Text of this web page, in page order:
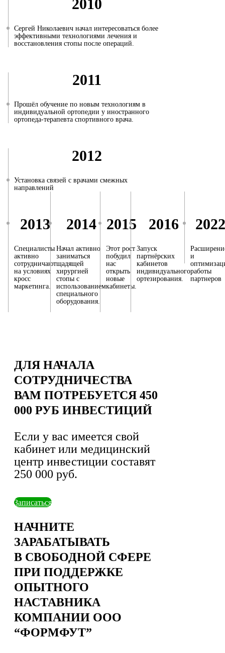
2010
Сергей Николаевич начал интересоваться более
эффективными технологиями лечения и
восстановления стопы после операций.
2011
Прошёл обучение по новым технологиям в
индивидуальной ортопедии у иностранного
ортопеда-терапевта спортивного врача.
2012
Установка связей с врачами смежных
направлений
2013
Специалисты
активно
сотрудничают
на условиях
кросс
маркетинга.
2014
Начал активно
заниматься
щадящей
хирургией
стопы с
использованием
специального
оборудования.
2015
Этот рост
побудил
нас
открыть
новые
кабинеты.
2016
Запуск
партнёрских
кабинетов
индивидуального
ортезирования.
2022
и
работы
партнеров
ДЛЯ НАЧАЛА
СОТРУДНИЧЕСТВА
ВАМ ПОТРЕБУЕТСЯ 450
000 РУБ ИНВЕСТИЦИЙ
Если у вас имеется свой
кабинет или медицинский
центр инвестиции составят
250 000 руб.
Записаться
НАЧНИТЕ
ЗАРАБАТЫВАТЬ
В СВОБОДНОЙ СФЕРЕ
ПРИ ПОДДЕРЖКЕ
ОПЫТНОГО
НАСТАВНИКА
КОМПАНИИ ООО
“ФОРМФУТ”